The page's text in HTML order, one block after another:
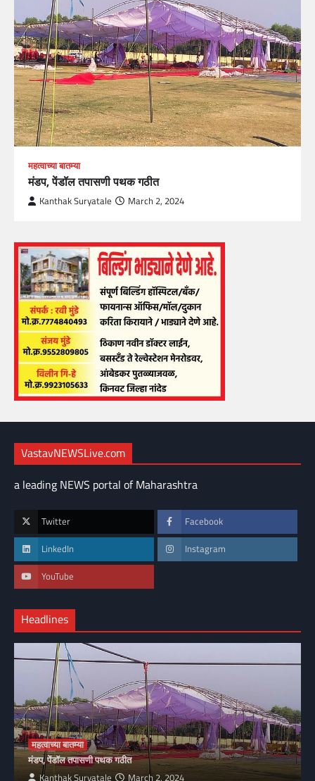
महत्वाच्या बातम्या
मंडप, पेंडॉल तपासणी पथक गठीत
Kanthak Suryatale March 2, 2024
VastavNEWSLive.com
a leading NEWS portal of Maharashtra
Twitter Facebook
LinkedIn Instagram
YouTube
Headlines
महत्वाच्या बातम्या
मंडप, पेंडॉल तपासणी पथक गठीत
Kanthak Suryatale March 2, 2024